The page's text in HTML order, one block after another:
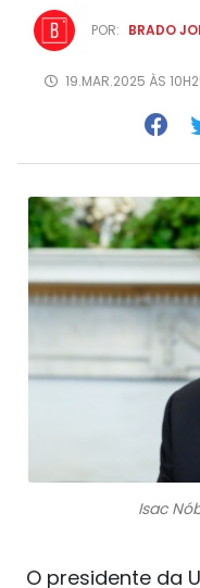
POR: BRADO
19.MAR.2025 ÀS
Isac
O presidente da